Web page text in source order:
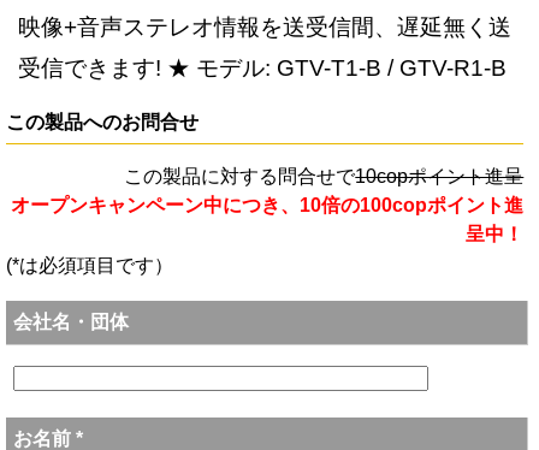
映像+音声ステレオ情報を送受信間、遅延無く送
受信できます! ★ モデル: GTV-T1-B / GTV-R1-B
この製品へのお問合せ
この製品に対する問合せで10copポイント進呈
オープンキャンペーン中につき、10倍の100copポイント進
呈中！
(*は必須項目です）
会社名・団体
お名前 *